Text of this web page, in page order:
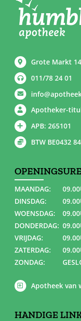
Grote Markt
011/78 24 01
Apotheker-
APB: 265101
BTW BE0432
MAANDAG:
DINSDAG:
WOENSDAG:
DONDERDAG:
VRIJDAG:
ZATERDAG:
ZONDAG:
Apotheek van
HANDIGE